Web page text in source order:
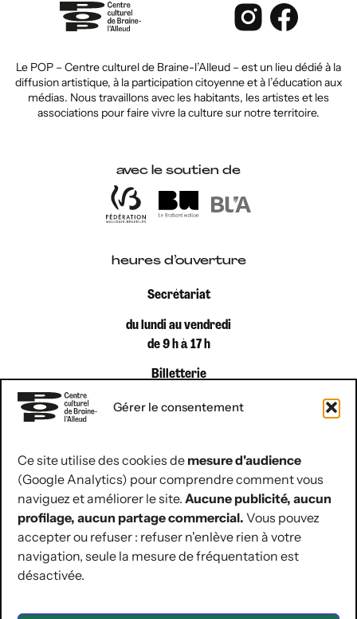
Gérer le consentement
Ce site utilise des cookies de mesure d'audience
(Google Analytics) pour comprendre comment vous
naviguez et améliorer le site. Aucune publicité, aucun
profilage, aucun partage commercial. Vous pouvez
accepter ou refuser : refuser n'enlève rien à votre
navigation, seule la mesure de fréquentation est
désactivée.
Le POP – Centre culturel de Braine-l’Alleud – est un lieu dédié à la
diffusion artistique, à la participation citoyenne et à l’éducation aux
médias. Nous travaillons avec les habitants, les artistes et les
associations pour faire vivre la culture sur notre territoire.
avec le soutien de
heures d’ouverture
Secrétariat
du lundi au vendredi
de 9 h à 17 h
Billetterie
du lundi au vendredi
coordonnées de contact
Rue Jules Hans 10
1420 Braine-l’Alleud
02 854 07 30
ASBL POP